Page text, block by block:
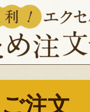
ったり。笹
春の風物詩
のご挨拶・
ご注文